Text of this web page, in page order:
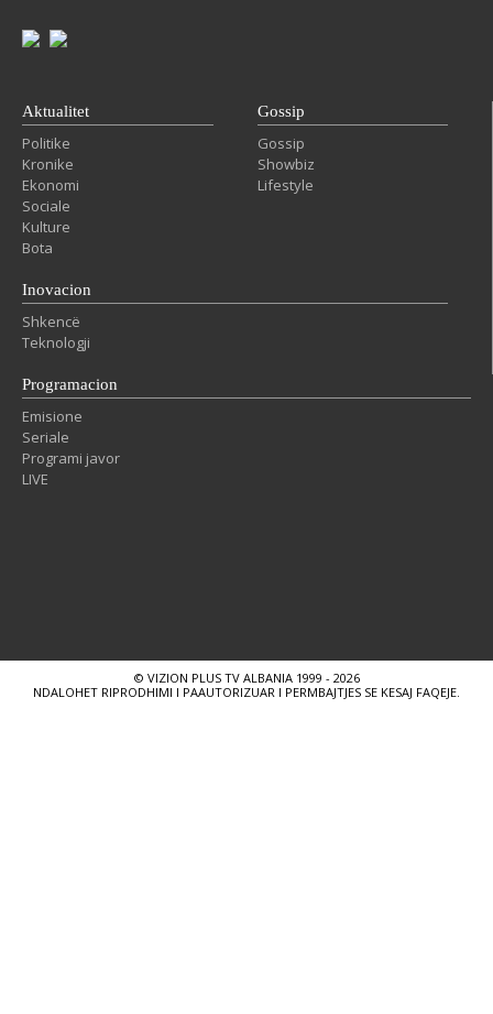
Aktualitet
Politike
Kronike
Ekonomi
Sociale
Kulture
Bota
Gossip
Gossip
Showbiz
Lifestyle
Inovacion
Shkencë
Teknologji
Programacion
Emisione
Seriale
Programi javor
LIVE
© VIZION PLUS TV ALBANIA 1999 - 2026
NDALOHET RIPRODHIMI I PAAUTORIZUAR I PERMBAJTJES SE KESAJ FAQEJE.